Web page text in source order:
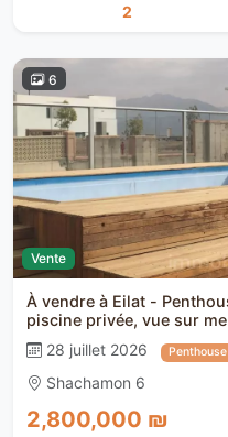
2
Vente
6
À vendre à Eilat -
piscine privée, vue sur
28 juillet 2026
Penthouse
Shachamon 6
2,800,000 ₪